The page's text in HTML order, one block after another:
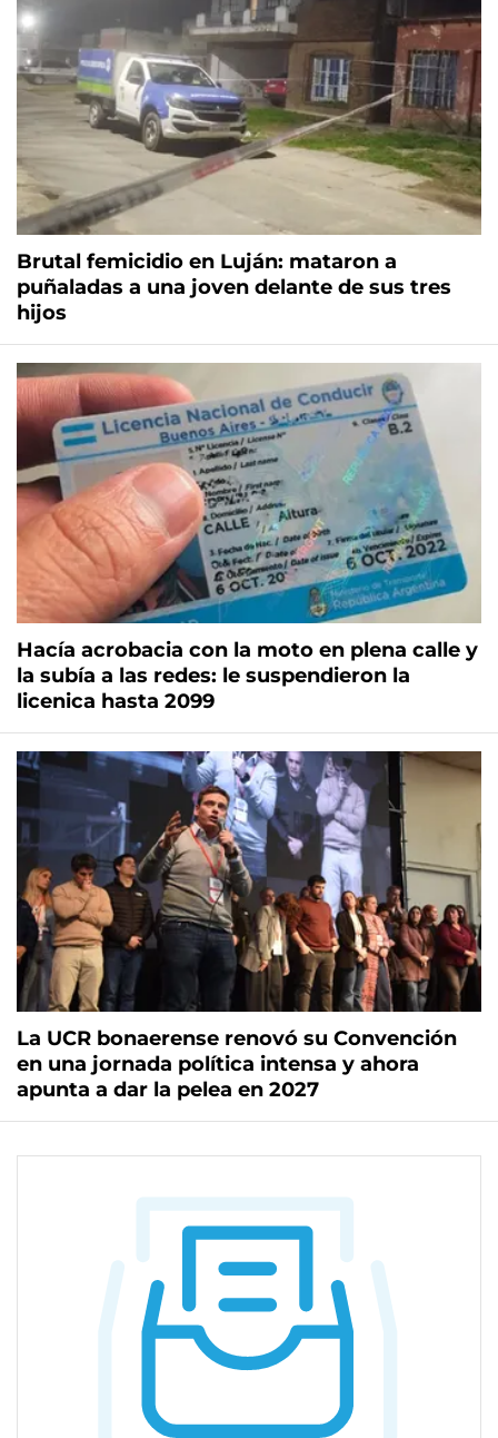
Brutal femicidio en Luján: mataron a
puñaladas a una joven delante de sus tres
hijos
Hacía acrobacia con la moto en plena calle y
la subía a las redes: le suspendieron la
licenica hasta 2099
La UCR bonaerense renovó su Convención
en una jornada política intensa y ahora
apunta a dar la pelea en 2027